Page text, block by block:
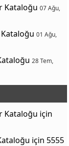
Kataloğu 07 Ağu,
01 Ağu,
28 Tem,
Kataloğu için
için 5555